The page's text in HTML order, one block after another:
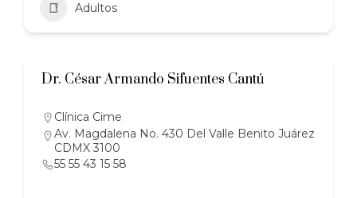
Adultos
Dr. César Armando Sifuentes Cantú
Clínica Cime
Av. Magdalena No. 430 Del Valle Benito Juárez
CDMX 3100
55 55 43 15 58